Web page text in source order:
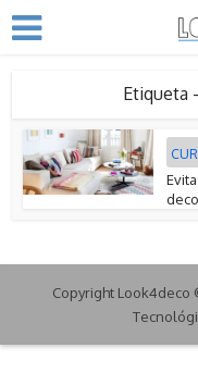
Etiqueta
Copyright